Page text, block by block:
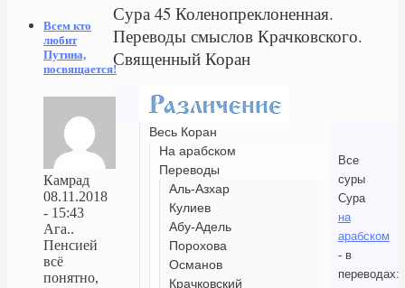
Сура 45 Коленопреклоненная.
Переводы смыслов Крачковского.
Священный Коран
Весь Коран
На арабском
Переводы
Аль-Азхар
Кулиев
Абу-Адель
Порохова
Османов
Крачковский
Все
суры
Сура
на
арабском
- в
переводах:
Всем кто
любит
Путина,
посвящается!
Камрад
08.11.2018
- 15:43
Ага..
Пенсией
всё
понятно,